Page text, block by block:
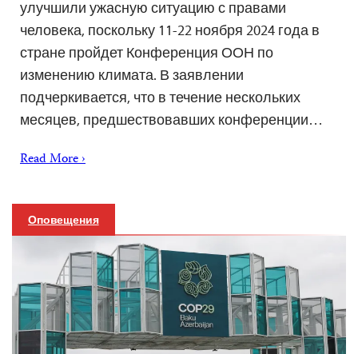
улучшили ужасную ситуацию с правами
человека, поскольку 11-22 ноября 2024 года в
стране пройдет Конференция ООН по
изменению климата. В заявлении
подчеркивается, что в течение нескольких
месяцев, предшествовавших конференции…
Read More ›
Оповещения